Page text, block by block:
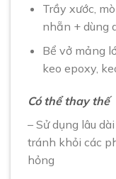
Trầy xước,
nhẵn + dùng
Bể vở mảng
keo epoxy,
Có thể thay thế
– Sử dụng lâu
tránh khỏi các
hỏng